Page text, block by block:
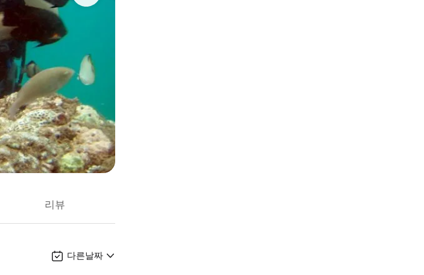
리뷰
다른날짜